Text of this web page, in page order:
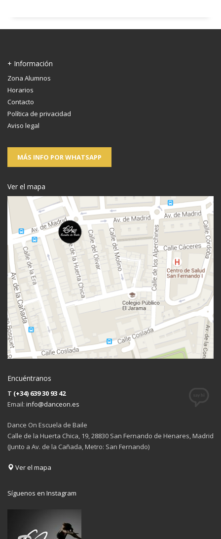
+ Información
Zona Alumnos
Horarios
Contacto
Política de privacidad
Aviso legal
MÁS INFO POR WHATSAPP
Ver el mapa
Encuéntranos
T (+34) 639 30 93 42
Email: info@danceon.es
Dance On Escuela de Baile
Calle de la Huerta Chica, 19, 28830 San Fernando de Henares, Madrid
(Junto a Av. de la Cañada, Metro: San Fernando)
Ver el mapa
Síguenos en Instagram